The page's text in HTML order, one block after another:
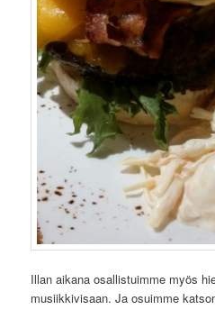
Illan aikana osallistuimme myös
musiikkivisaan. Ja osuimme